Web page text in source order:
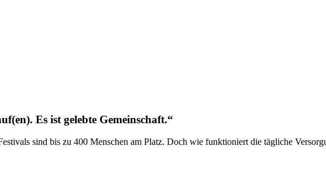
Es ist gelebte Gemeinschaft.“
sind bis zu 400 Menschen am Platz. Doch wie funktioniert die tägliche